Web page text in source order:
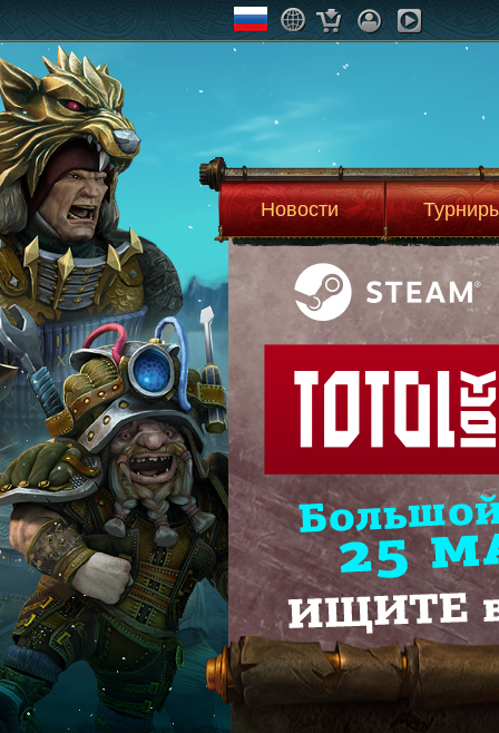
Новости